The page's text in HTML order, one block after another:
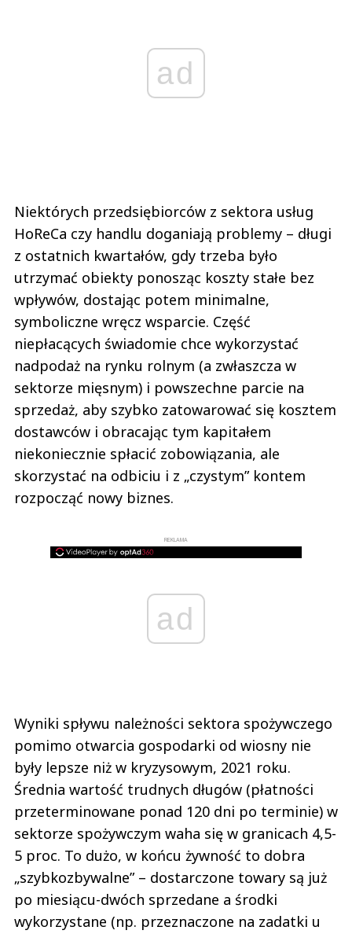
ad
Niektórych przedsiębiorców z sektora usług
HoReCa czy handlu doganiają problemy – długi
z ostatnich kwartałów, gdy trzeba było
utrzymać obiekty ponosząc koszty stałe bez
wpływów, dostając potem minimalne,
symboliczne wręcz wsparcie. Część
niepłacących świadomie chce wykorzystać
nadpodaż na rynku rolnym (a zwłaszcza w
sektorze mięsnym) i powszechne parcie na
sprzedaż, aby szybko zatowarować się kosztem
dostawców i obracając tym kapitałem
niekoniecznie spłacić zobowiązania, ale
skorzystać na odbiciu i z „czystym” kontem
rozpocząć nowy biznes.
REKLAMA
ad
Wyniki spływu należności sektora spożywczego
pomimo otwarcia gospodarki od wiosny nie
były lepsze niż w kryzysowym, 2021 roku.
Średnia wartość trudnych długów (płatności
przeterminowane ponad 120 dni po terminie) w
sektorze spożywczym waha się w granicach 4,5-
5 proc. To dużo, w końcu żywność to dobra
„szybkozbywalne” – dostarczone towary są już
po miesiącu-dwóch sprzedane a środki
wykorzystane (np. przeznaczone na zadatki u